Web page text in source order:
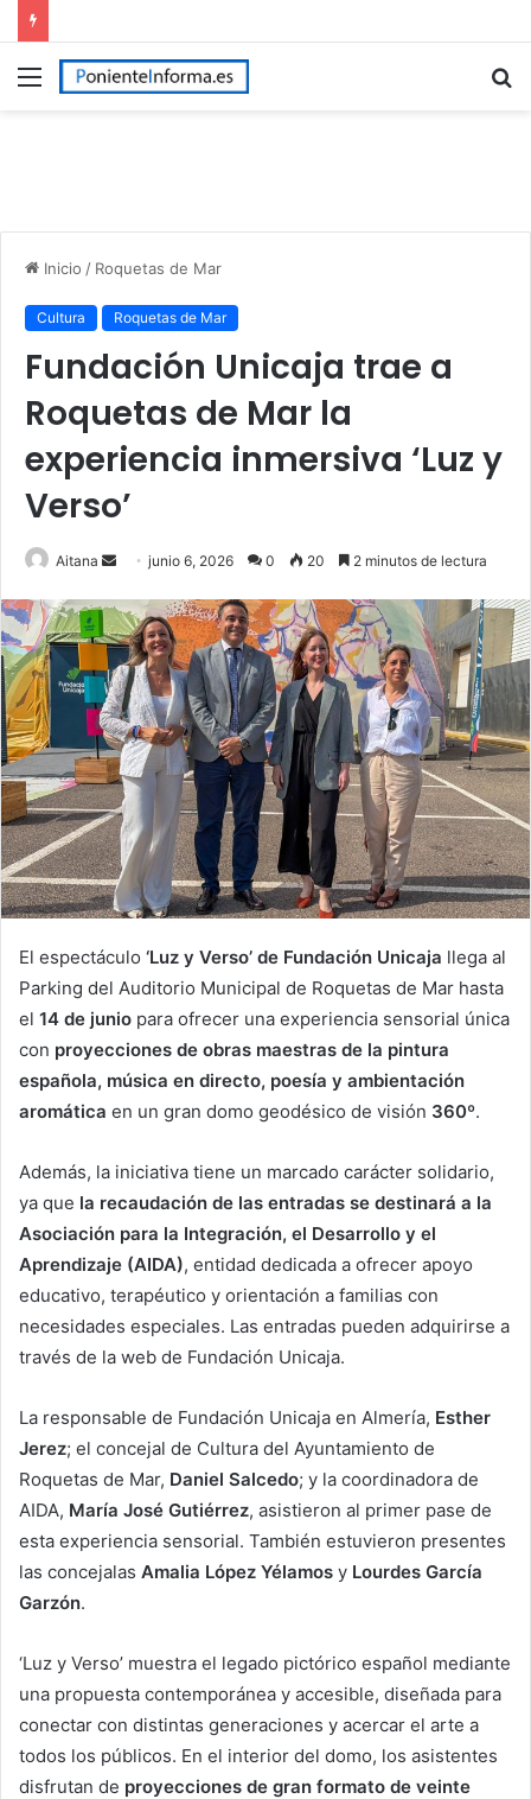
Menú
Inicio / Roquetas de Mar
Cultura Roquetas de Mar
Fundación Unicaja trae a
Roquetas de Mar la
experiencia inmersiva ‘Luz y
Verso’
Aitana
Send
email
junio 6, 2026 0 20 2 minutos de lectura
El espectáculo ‘Luz y Verso’ de Fundación Unicaja llega al
Parking del Auditorio Municipal de Roquetas de Mar hasta
el 14 de junio para ofrecer una experiencia sensorial única
con proyecciones de obras maestras de la pintura
española, música en directo, poesía y ambientación
aromática en un gran domo geodésico de visión 360º.
Además, la iniciativa tiene un marcado carácter solidario,
ya que la recaudación de las entradas se destinará a la
Asociación para la Integración, el Desarrollo y el
Aprendizaje (AIDA), entidad dedicada a ofrecer apoyo
educativo, terapéutico y orientación a familias con
necesidades especiales. Las entradas pueden adquirirse a
través de la web de Fundación Unicaja.
La responsable de Fundación Unicaja en Almería, Esther
Jerez; el concejal de Cultura del Ayuntamiento de
Roquetas de Mar, Daniel Salcedo; y la coordinadora de
AIDA, María José Gutiérrez, asistieron al primer pase de
esta experiencia sensorial. También estuvieron presentes
las concejalas Amalia López Yélamos y Lourdes García
Garzón.
‘Luz y Verso’ muestra el legado pictórico español mediante
una propuesta contemporánea y accesible, diseñada para
conectar con distintas generaciones y acercar el arte a
todos los públicos. En el interior del domo, los asistentes
disfrutan de proyecciones de gran formato de veinte